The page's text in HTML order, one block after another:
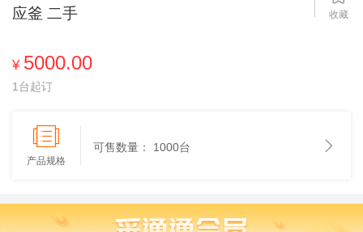
应釜 二手
收藏
¥ 5000.00
1台起订
产品规格
可售数量： 1000台